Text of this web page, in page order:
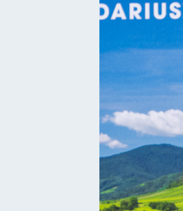
Warmii i Mazurach, których
odnaleźć można setki pięknych miejsc o
świat wciąż nie ma jeszcze pojęcia.
– Na krańcu Warmii